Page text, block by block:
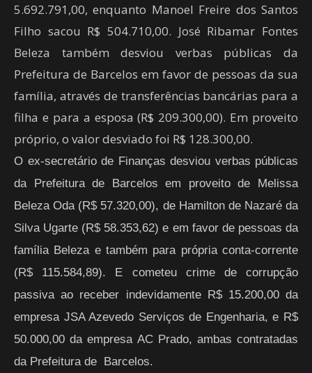
5.692.791,00, enquanto Manoel Freire dos Santos
Filho sacou R$ 504.710,00. José Ribamar Fontes
Beleza também desviou verbas públicas da
Prefeitura de Barcelos em favor de pessoas da sua
família, através de transferências bancárias para a
filha e para a esposa (R$ 209.300,00). Em proveito
próprio, o valor desviado foi R$ 128.300,00.
O ex-secretário de Finanças desviou verbas públicas
da Prefeitura de Barcelos em proveito de Melissa
Beleza Oda (R$ 57.320,00), de Hamilton de Nazaré da
Silva Ugarte (R$ 58.353,62) e em favor de pessoas da
família Beleza e também para própria conta-corrente
(R$ 115.584,89). E cometeu crime de corrupção
passiva ao receber indevidamente R$ 15.200,00 da
empresa JSA Azevedo Serviços de Engenharia, e R$
50.000,00 da empresa AC Prado, ambas contratadas
da Prefeitura de Barcelos.